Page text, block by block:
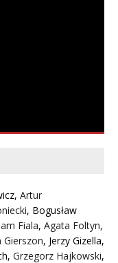
, Artur
, Bogusław
Fiala, Agata Foltyn,
Gierszon, Jerzy Gizella,
, Grzegorz Hajkowski,